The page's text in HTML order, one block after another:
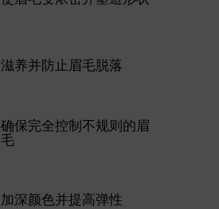
滋养并防止眉毛脱落
确保完全控制不规则的眉
毛
加深颜色并提高弹性